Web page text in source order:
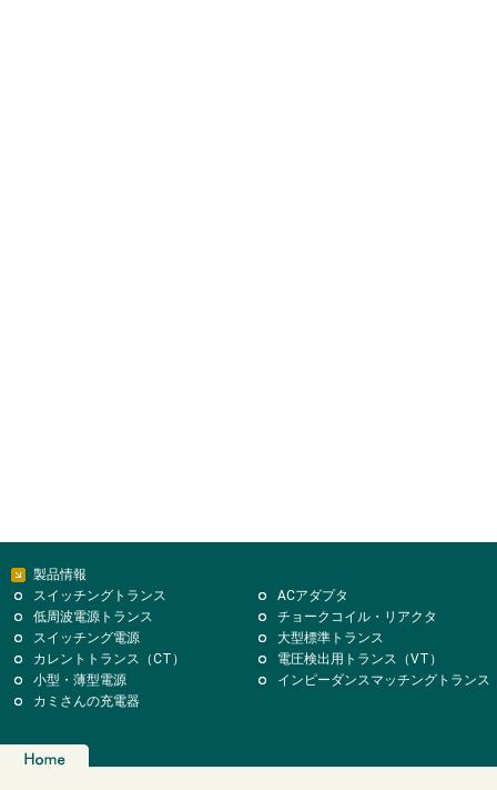
製品情報
スイッチングトランス
ACアダプタ
低周波電源トランス
チョークコイル・リアクタ
スイッチング電源
大型標準トランス
カレントトランス（CT）
電圧検出用トランス（VT）
小型・薄型電源
インピーダンスマッチングトランス
カミさんの充電器